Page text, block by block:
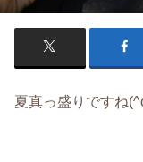
夏真っ盛りですね